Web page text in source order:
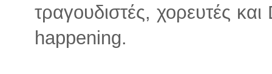
τραγουδιστές, χορευτές
happening.